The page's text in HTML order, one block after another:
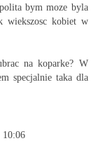
bym moze byla
wiekszosc kobiet w
na koparke? W
specjalnie taka dla
10:06